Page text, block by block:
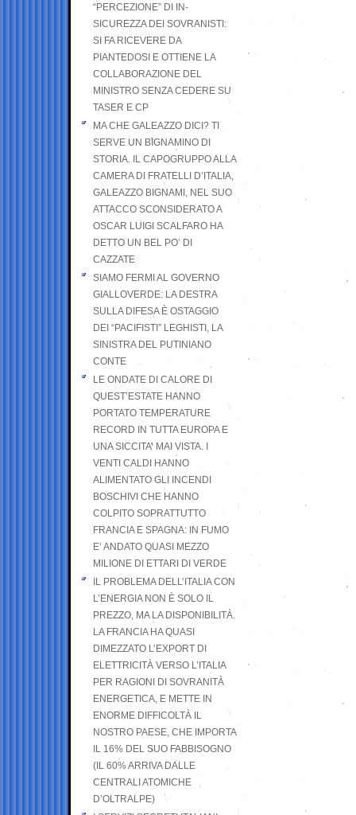
“PERCEZIONE” DI IN-
SICUREZZA DEI SOVRANISTI:
SI FA RICEVERE DA
PIANTEDOSI E OTTIENE LA
COLLABORAZIONE DEL
MINISTRO SENZA CEDERE SU
TASER E CP
MA CHE GALEAZZO DICI? TI
SERVE UN BIGNAMINO DI
STORIA. IL CAPOGRUPPO ALLA
CAMERA DI FRATELLI D’ITALIA,
GALEAZZO BIGNAMI, NEL SUO
ATTACCO SCONSIDERATO A
OSCAR LUIGI SCALFARO HA
DETTO UN BEL PO’ DI
CAZZATE
SIAMO FERMI AL GOVERNO
GIALLOVERDE: LA DESTRA
SULLA DIFESA È OSTAGGIO
DEI “PACIFISTI” LEGHISTI, LA
SINISTRA DEL PUTINIANO
CONTE
LE ONDATE DI CALORE DI
QUEST’ESTATE HANNO
PORTATO TEMPERATURE
RECORD IN TUTTA EUROPA E
UNA SICCITA’ MAI VISTA. I
VENTI CALDI HANNO
ALIMENTATO GLI INCENDI
BOSCHIVI CHE HANNO
COLPITO SOPRATTUTTO
FRANCIA E SPAGNA: IN FUMO
E’ ANDATO QUASI MEZZO
MILIONE DI ETTARI DI VERDE
IL PROBLEMA DELL’ITALIA CON
L’ENERGIA NON È SOLO IL
PREZZO, MA LA DISPONIBILITÀ.
LA FRANCIA HA QUASI
DIMEZZATO L’EXPORT DI
ELETTRICITÀ VERSO L’ITALIA
PER RAGIONI DI SOVRANITÀ
ENERGETICA, E METTE IN
ENORME DIFFICOLTÀ IL
NOSTRO PAESE, CHE IMPORTA
IL 16% DEL SUO FABBISOGNO
(IL 60% ARRIVA DALLE
CENTRALI ATOMICHE
D’OLTRALPE)